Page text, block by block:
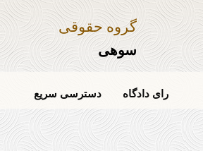
گروه حقوقی
سوهی
رای دادگاه دسترسی سریع